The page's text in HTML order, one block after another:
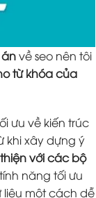
về seo nên tôi
từ khóa của
ưu về kiến trúc
khi xây dựng ý
với các bộ
năng tối ưu
liệu một cách dễ